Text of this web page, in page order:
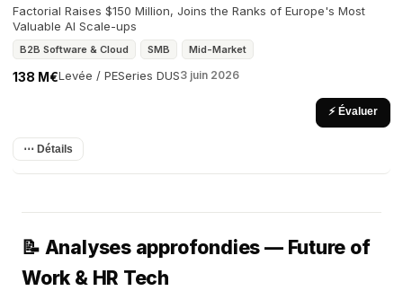
Factorial Raises $150 Million, Joins the Ranks of Europe's Most
Valuable AI Scale-ups
B2B Software & Cloud SMB Mid-Market
Levée / PE
138 M€ Series DUS3 juin 2026
⚡ Évaluer
⋯ Détails
📝 Analyses approfondies — Future of
Work & HR Tech